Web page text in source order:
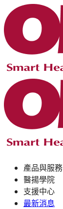
產品與服務
醫揚學院
支援中心
最新消息